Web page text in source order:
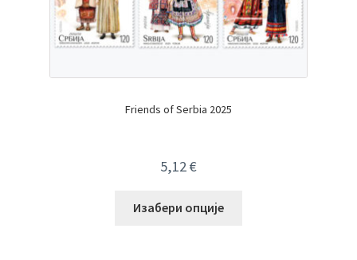
Friends of Serbia 2025
5,12€
Изабери опције